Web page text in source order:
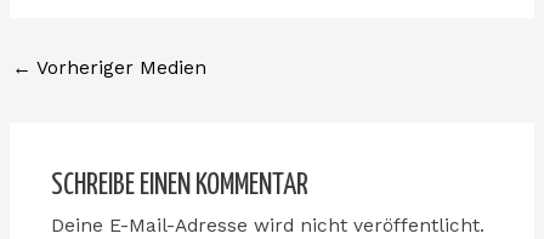
← Vorheriger Medien
SCHREIBE EINEN KOMMENTAR
Deine E-Mail-Adresse wird nicht veröffentlicht.